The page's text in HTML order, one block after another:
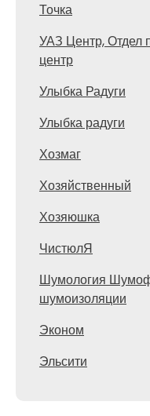
Точка
УАЗ Центр, Отдел
центр
Улыбка Радуги
Улыбка радуги
Хозмаг
Хозяйственный
Хозяюшка
ЧистюлЯ
Шумология
шумоизоляции
Эконом
Эльсити